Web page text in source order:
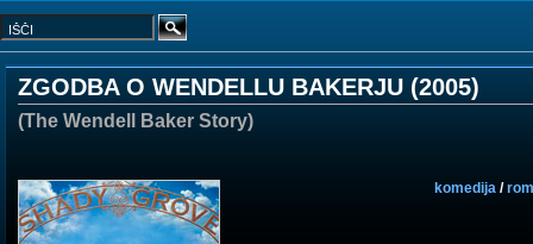
ZGODBA O WENDELLU BAKERJU (2005)
(The Wendell Baker Story)
komedija /